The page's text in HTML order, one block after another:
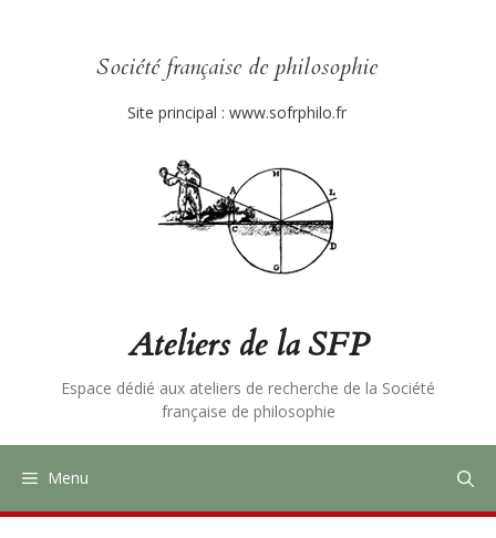
Société française de philosophie
Site principal : www.sofrphilo.fr
Ateliers de la SFP
Espace dédié aux ateliers de recherche de la Société
française de philosophie
Menu